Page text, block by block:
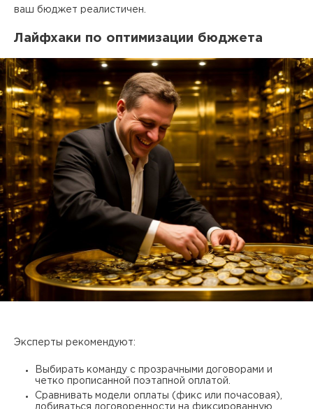
ваш бюджет реалистичен.
Лайфхаки по оптимизации бюджета
Эксперты рекомендуют:
Выбирать команду с прозрачными договорами и
четко прописанной поэтапной оплатой.
Сравнивать модели оплаты (фикс или почасовая),
добиваться договоренности на фиксированную